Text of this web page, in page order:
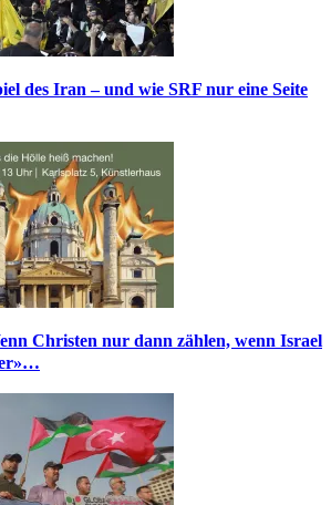
des Iran – und wie SRF nur eine Seite
Christen nur dann zählen, wenn Israel